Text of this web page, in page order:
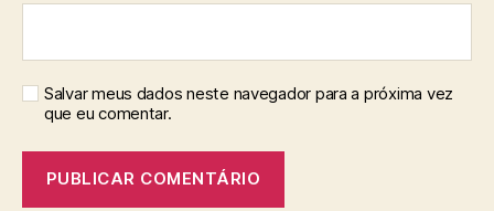
Salvar meus dados neste navegador para a próxima vez
que eu comentar.